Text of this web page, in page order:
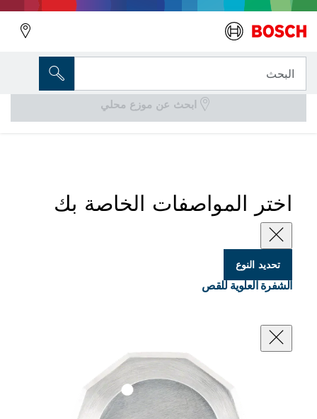
البحث
شفرات علوية للمقصات العامة
اختر المواصفات الخاصة بك
تحديد النوع
الشفرة العلوية للقص
المتغير الذي اخترته
الشفرة العلوية للقص
ابحث عن موزع محلي